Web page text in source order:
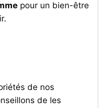
pour un bien-être
de nos
de les